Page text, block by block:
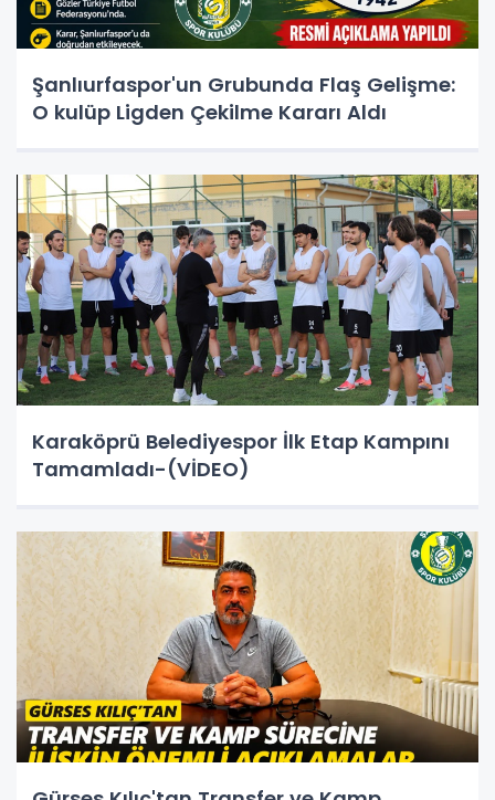
Şanlıurfaspor'un Grubunda Flaş Gelişme:
O kulüp Ligden Çekilme Kararı Aldı
Karaköprü Belediyespor İlk Etap Kampını
Tamamladı-(VİDEO)